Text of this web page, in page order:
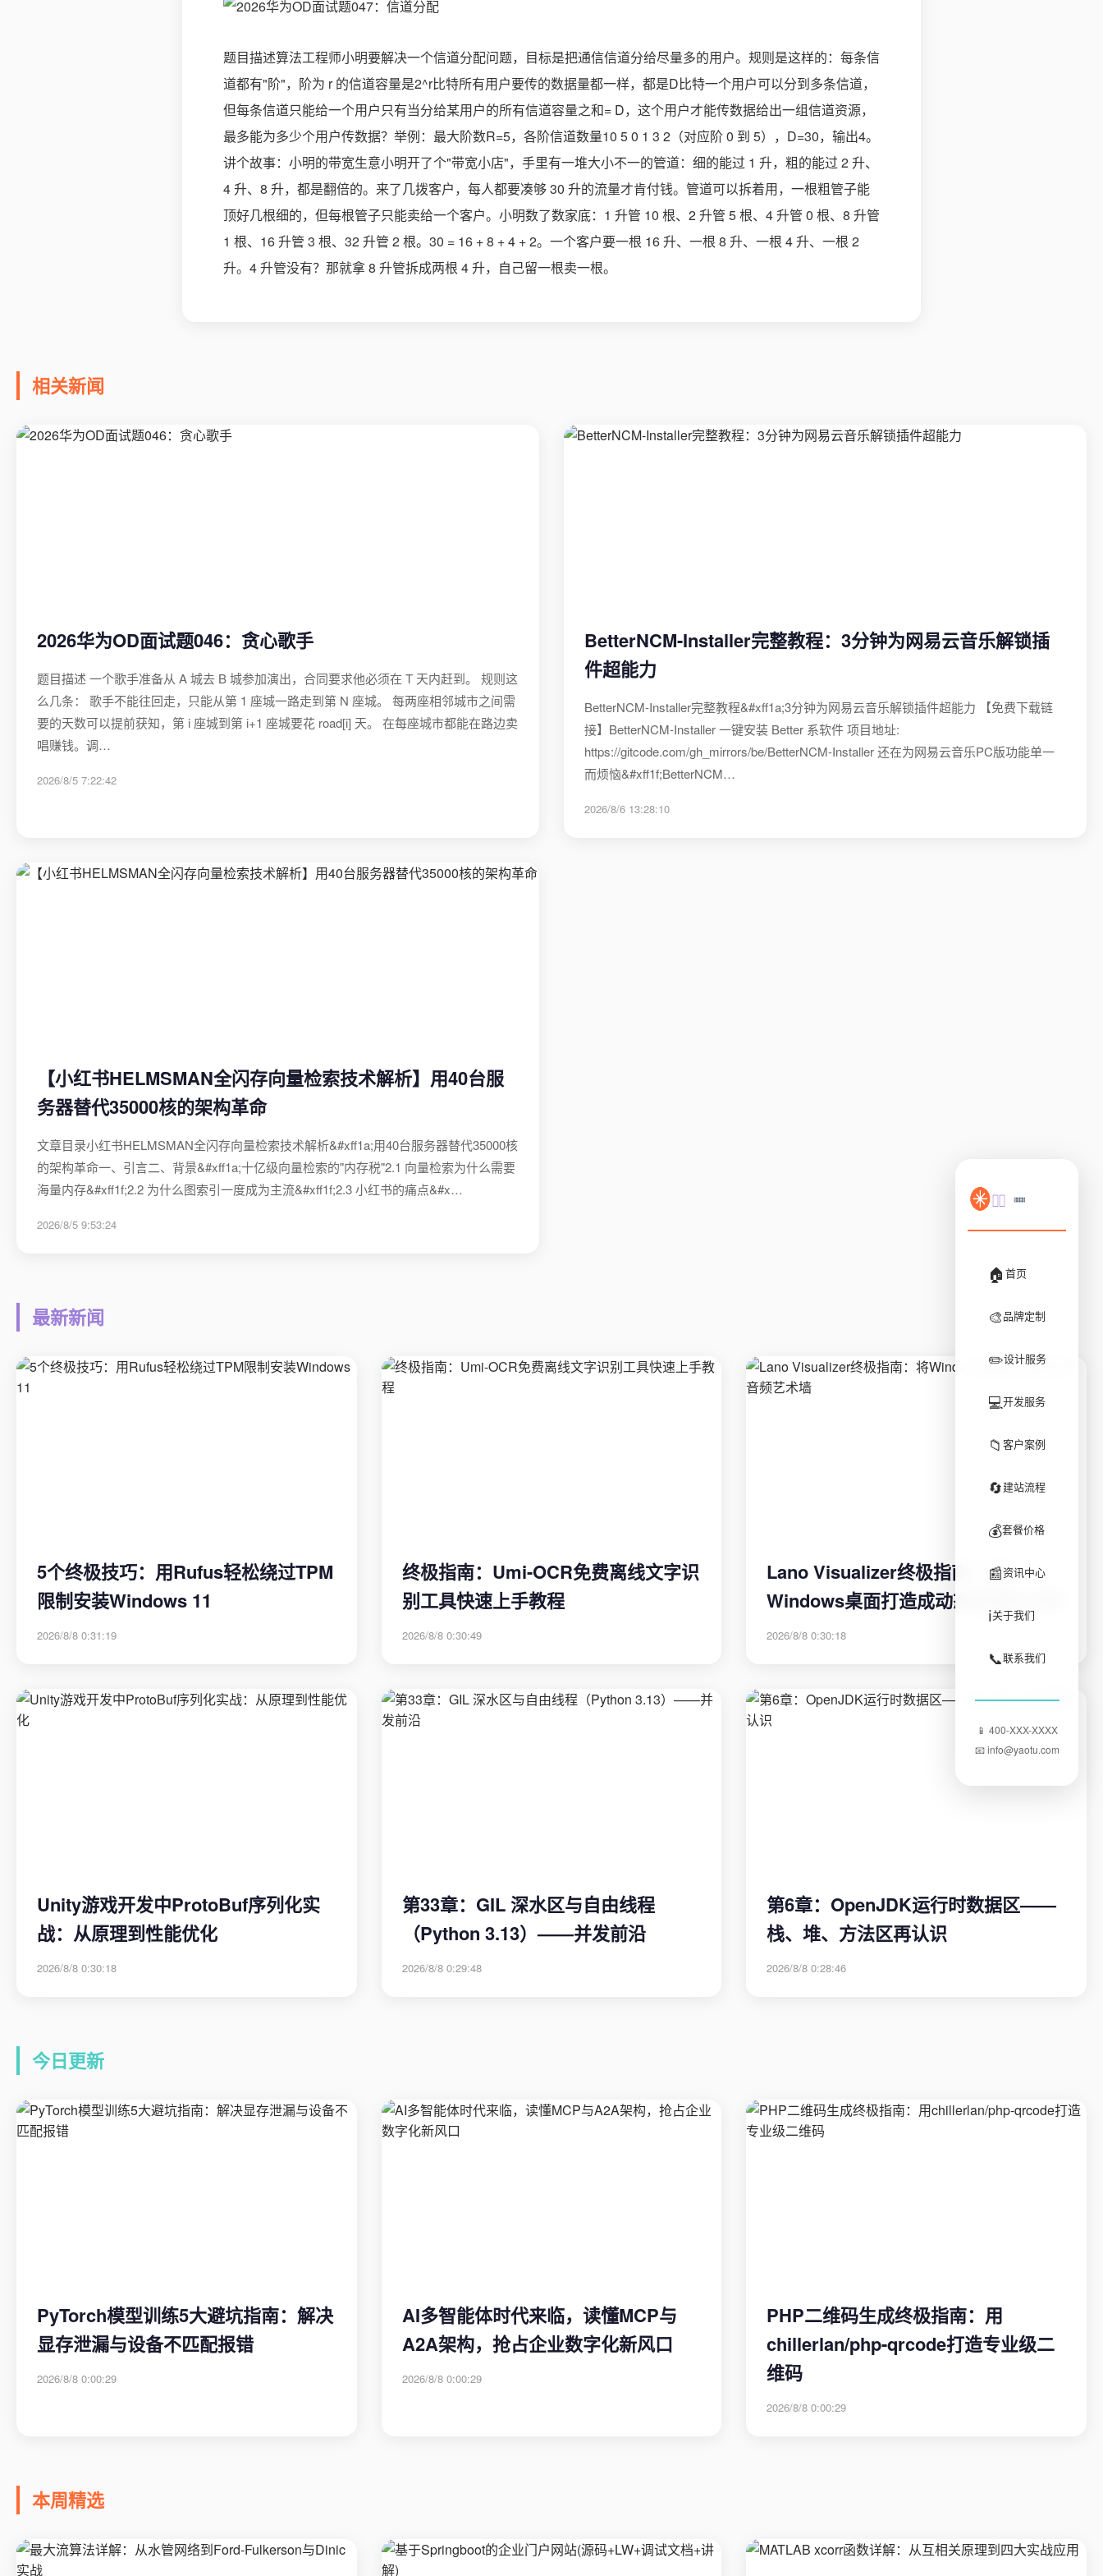
🏠 首页
🎨品牌定制
✏️设计服务
💻开发服务
📁 客户案例
🔄建站流程
💰套餐价格
📰资讯中心
ℹ️关于我们
📞联系我们
📱 400-XXX-XXXX
📧 info@yaotu.com
题目描述算法工程师小明要解决一个信道分配问题，目标是把通信信道分给尽量多的用户。规则是这样的：每条信
道都有"阶"，阶为 r 的信道容量是2^r比特所有用户要传的数据量都一样，都是D比特一个用户可以分到多条信道，
但每条信道只能给一个用户只有当分给某用户的所有信道容量之和= D，这个用户才能传数据给出一组信道资源，
最多能为多少个用户传数据？举例：最大阶数R=5，各阶信道数量10 5 0 1 3 2（对应阶 0 到 5），D=30，输出4。
讲个故事：小明的带宽生意小明开了个"带宽小店"，手里有一堆大小不一的管道：细的能过 1 升，粗的能过 2 升、
4 升、8 升，都是翻倍的。来了几拨客户，每人都要凑够 30 升的流量才肯付钱。管道可以拆着用，一根粗管子能
顶好几根细的，但每根管子只能卖给一个客户。小明数了数家底：1 升管 10 根、2 升管 5 根、4 升管 0 根、8 升管
1 根、16 升管 3 根、32 升管 2 根。30 = 16 + 8 + 4 + 2。一个客户要一根 16 升、一根 8 升、一根 4 升、一根 2
升。4 升管没有？那就拿 8 升管拆成两根 4 升，自己留一根卖一根。
相关新闻
2026华为OD面试题046：贪心歌手
题目描述 一个歌手准备从 A 城去 B 城参加演出，合同要求他必须在 T 天内赶到。 规则这
么几条： 歌手不能往回走，只能从第 1 座城一路走到第 N 座城。 每两座相邻城市之间需
要的天数可以提前获知，第 i 座城到第 i+1 座城要花 road[i] 天。 在每座城市都能在路边卖
唱赚钱。调…
2026/8/5 7:22:42
BetterNCM-Installer完整教程：3分钟为网易云音乐解锁插
件超能力
BetterNCM-Installer完整教程&#xff1a;3分钟为网易云音乐解锁插件超能力 【免费下载链
接】BetterNCM-Installer 一键安装 Better 系软件 项目地址:
https://gitcode.com/gh_mirrors/be/BetterNCM-Installer 还在为网易云音乐PC版功能单一
而烦恼&#xff1f;BetterNCM…
2026/8/6 13:28:10
【小红书HELMSMAN全闪存向量检索技术解析】用40台服
务器替代35000核的架构革命
文章目录小红书HELMSMAN全闪存向量检索技术解析&#xff1a;用40台服务器替代35000核
的架构革命一、引言二、背景&#xff1a;十亿级向量检索的"内存税"2.1 向量检索为什么需要
海量内存&#xff1f;2.2 为什么图索引一度成为主流&#xff1f;2.3 小红书的痛点&#x…
2026/8/5 9:53:24
最新新闻
5个终极技巧：用Rufus轻松绕过TPM
限制安装Windows 11
2026/8/8 0:31:19
终极指南：Umi-OCR免费离线文字识
别工具快速上手教程
2026/8/8 0:30:49
Lano Visualizer终极指南：将
Windows桌面打造成动态音频艺术墙
2026/8/8 0:30:18
Unity游戏开发中ProtoBuf序列化实
战：从原理到性能优化
2026/8/8 0:30:18
第33章：GIL 深水区与自由线程
（Python 3.13）——并发前沿
2026/8/8 0:29:48
第6章：OpenJDK运行时数据区——
栈、堆、方法区再认识
2026/8/8 0:28:46
今日更新
PyTorch模型训练5大避坑指南：解决
显存泄漏与设备不匹配报错
2026/8/8 0:00:29
AI多智能体时代来临，读懂MCP与
A2A架构，抢占企业数字化新风口
2026/8/8 0:00:29
PHP二维码生成终极指南：用
chillerlan/php-qrcode打造专业级二
维码
2026/8/8 0:00:29
本周精选